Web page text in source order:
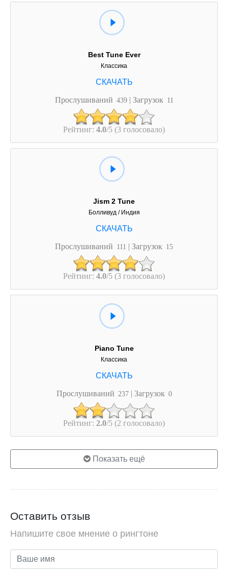
Best Tune Ever
Классика
Прослушиваний 439 | Загрузок 11
Рейтинг: 4.0/5 (3 голосовало)
Jism 2 Tune
Болливуд / Индия
Прослушиваний 111 | Загрузок 15
Рейтинг: 4.0/5 (3 голосовало)
Piano Tune
Классика
Прослушиваний 237 | Загрузок 0
Рейтинг: 2.0/5 (2 голосовало)
Показать ещё
Оставить отзыв
Напишите свое мнение о рингтоне